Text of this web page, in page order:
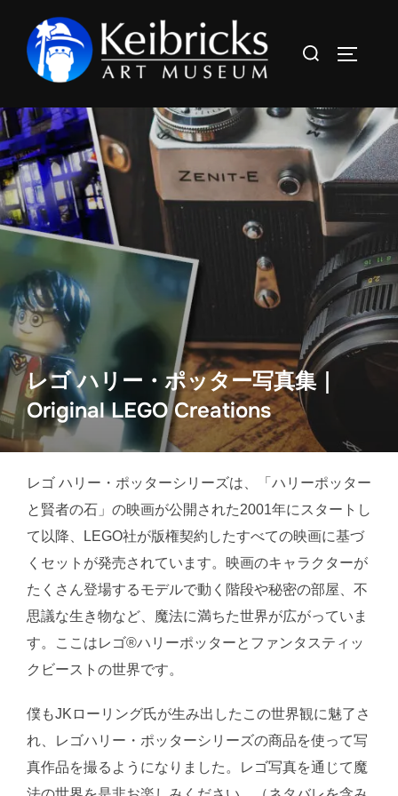
ツ
へ
ス
キ
ッ
プ
検
象:
レゴ ハリー・ポッター写真集｜
Original LEGO Creations
レゴ ハリー・ポッターシリーズは、「ハリーポッター
と賢者の石」の映画が公開された2001年にスタートし
て以降、LEGO社が版権契約したすべての映画に基づ
くセットが発売されています。映画のキャラクターが
たくさん登場するモデルで動く階段や秘密の部屋、不
思議な生き物など、魔法に満ちた世界が広がっていま
す。ここはレゴ®ハリーポッターとファンタスティッ
クビーストの世界です。
僕もJKローリング氏が生み出したこの世界観に魅了さ
れ、レゴハリー・ポッターシリーズの商品を使って写
真作品を撮るようになりました。レゴ写真を通じて魔